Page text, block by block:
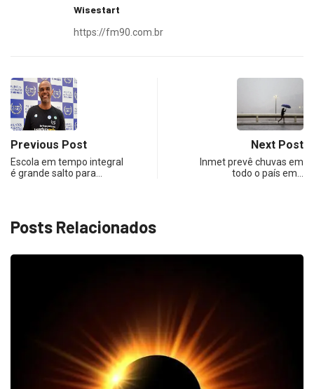
Wisestart
https://fm90.com.br
Previous Post
Escola em tempo integral
é grande salto para…
Next Post
Inmet prevê chuvas em
todo o país em…
Posts Relacionados